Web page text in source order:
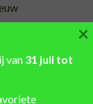
van 31 juli tot
×